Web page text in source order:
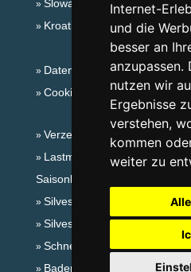
Internet-
und die
besser an
anzupassen.
nutzen wir
Ergebnisse
verstehen,
kommen
weiter zu
Slowakische Gebirge
Kroatien
Datenschutz
Cookies
Verzeichnis der Unterkunft
Lastminute Riesengebirge
Saisonlinks:
Silvester Riesengebirge
Silvester im Gebirge 2025/26
Schneehöhen
Badeplätze